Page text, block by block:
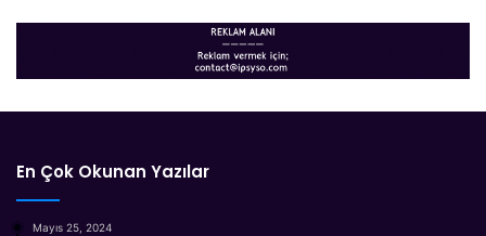
En Çok Okunan Yazılar
Mayıs 25, 2024